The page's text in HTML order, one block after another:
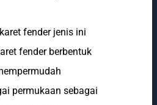
fender jenis ini
fender berbentuk
permukaan sebagai